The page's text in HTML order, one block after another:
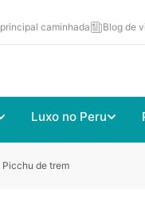
caminhada Blog de
Luxo no Peru
Picchu de trem